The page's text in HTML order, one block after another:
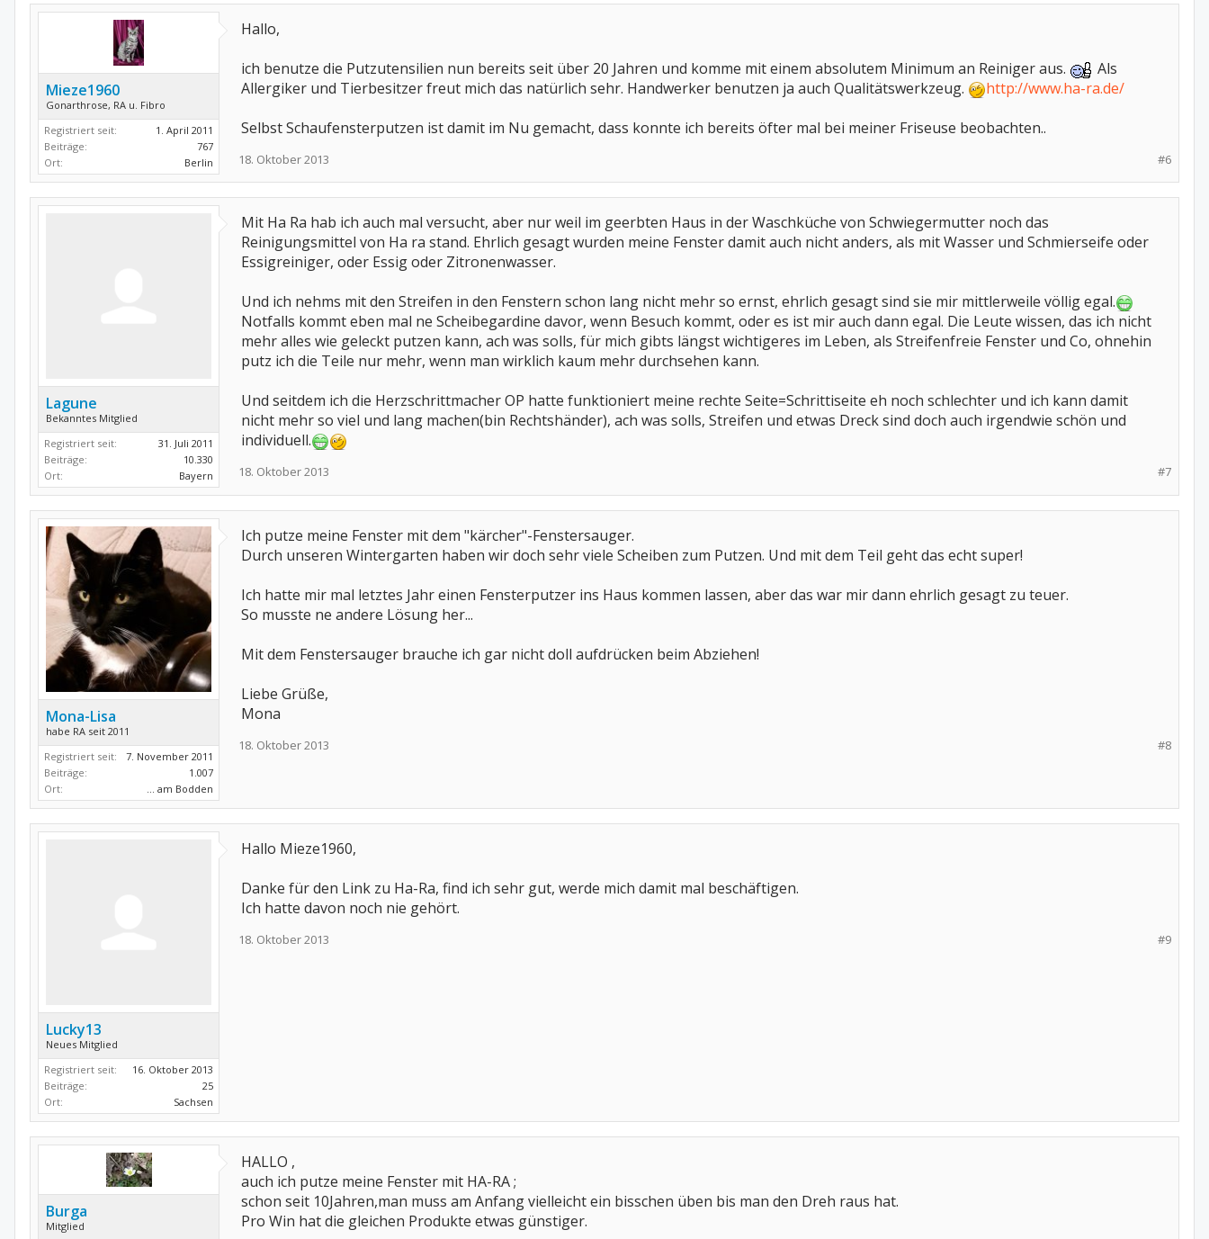
Mieze1960
Gonarthrose, RA u. Fibro
Registriert seit:
1. April 2011
Beiträge:
767
Ort:
Berlin
Hallo,
ich benutze die Putzutensilien nun bereits seit über 20 Jahren und komme mit einem absolutem Minimum an Reiniger aus.
Als
Allergiker und Tierbesitzer freut mich das natürlich sehr. Handwerker benutzen ja auch Qualitätswerkzeug.
http://www.ha-ra.de/
Selbst Schaufensterputzen ist damit im Nu gemacht, dass konnte ich bereits öfter mal bei meiner Friseuse beobachten..
#6
18. Oktober 2013
Lagune
Bekanntes Mitglied
Registriert seit:
31. Juli 2011
Beiträge:
10.330
Ort:
Bayern
Mit Ha Ra hab ich auch mal versucht, aber nur weil im geerbten Haus in der Waschküche von Schwiegermutter noch das
Reinigungsmittel von Ha ra stand. Ehrlich gesagt wurden meine Fenster damit auch nicht anders, als mit Wasser und Schmierseife oder
Essigreiniger, oder Essig oder Zitronenwasser.
Und ich nehms mit den Streifen in den Fenstern schon lang nicht mehr so ernst, ehrlich gesagt sind sie mir mittlerweile völlig egal.
Notfalls kommt eben mal ne Scheibegardine davor, wenn Besuch kommt, oder es ist mir auch dann egal. Die Leute wissen, das ich nicht
mehr alles wie geleckt putzen kann, ach was solls, für mich gibts längst wichtigeres im Leben, als Streifenfreie Fenster und Co, ohnehin
putz ich die Teile nur mehr, wenn man wirklich kaum mehr durchsehen kann.
Und seitdem ich die Herzschrittmacher OP hatte funktioniert meine rechte Seite=Schrittiseite eh noch schlechter und ich kann damit
nicht mehr so viel und lang machen(bin Rechtshänder), ach was solls, Streifen und etwas Dreck sind doch auch irgendwie schön und
individuell.
#7
18. Oktober 2013
Mona-Lisa
habe RA seit 2011
Registriert seit:
7. November 2011
Beiträge:
1.007
Ort:
... am Bodden
Ich putze meine Fenster mit dem "kärcher"-Fenstersauger.
Durch unseren Wintergarten haben wir doch sehr viele Scheiben zum Putzen. Und mit dem Teil geht das echt super!
Ich hatte mir mal letztes Jahr einen Fensterputzer ins Haus kommen lassen, aber das war mir dann ehrlich gesagt zu teuer.
So musste ne andere Lösung her...
Mit dem Fenstersauger brauche ich gar nicht doll aufdrücken beim Abziehen!
Liebe Grüße,
Mona
#8
18. Oktober 2013
Lucky13
Neues Mitglied
Registriert seit:
16. Oktober 2013
Beiträge:
25
Ort:
Sachsen
Hallo Mieze1960,
Danke für den Link zu Ha-Ra, find ich sehr gut, werde mich damit mal beschäftigen.
Ich hatte davon noch nie gehört.
#9
18. Oktober 2013
Burga
Mitglied
HALLO ,
auch ich putze meine Fenster mit HA-RA ;
schon seit 10Jahren,man muss am Anfang vielleicht ein bisschen üben bis man den Dreh raus hat.
Pro Win hat die gleichen Produkte etwas günstiger.